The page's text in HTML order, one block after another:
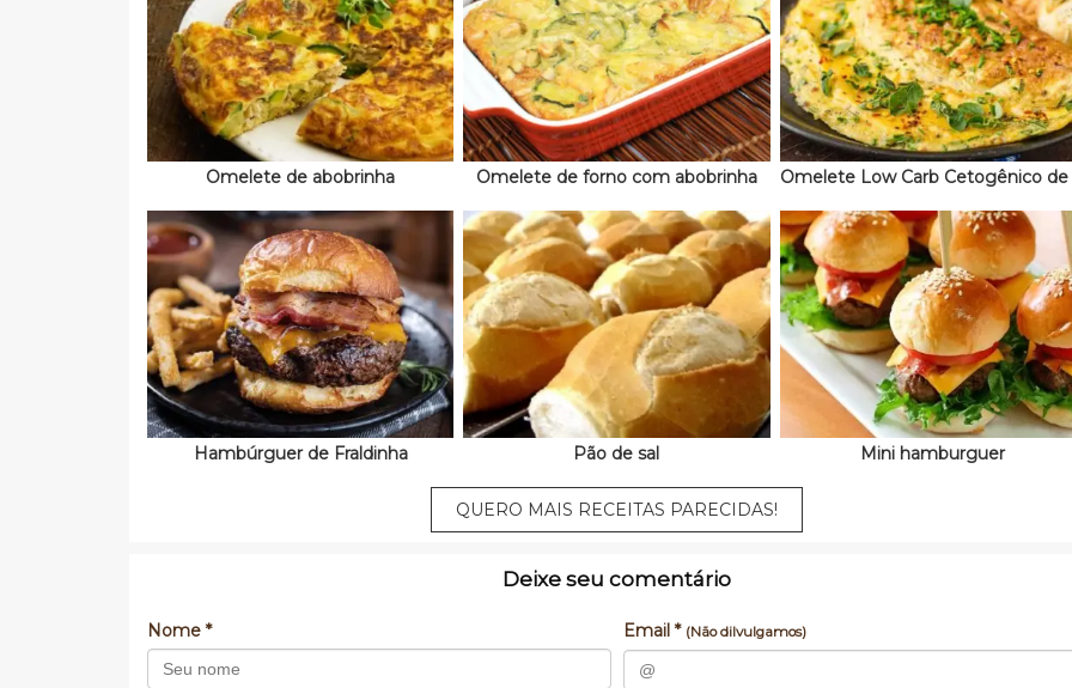
Omelete de abobrinha Omelete de forno com abobrinha
Hambúrguer de Fraldinha Pão de sal Mini hamburguer
QUERO MAIS RECEITAS PARECIDAS!
Deixe seu comentário
Nome * Email * (Não dilvulgamos)